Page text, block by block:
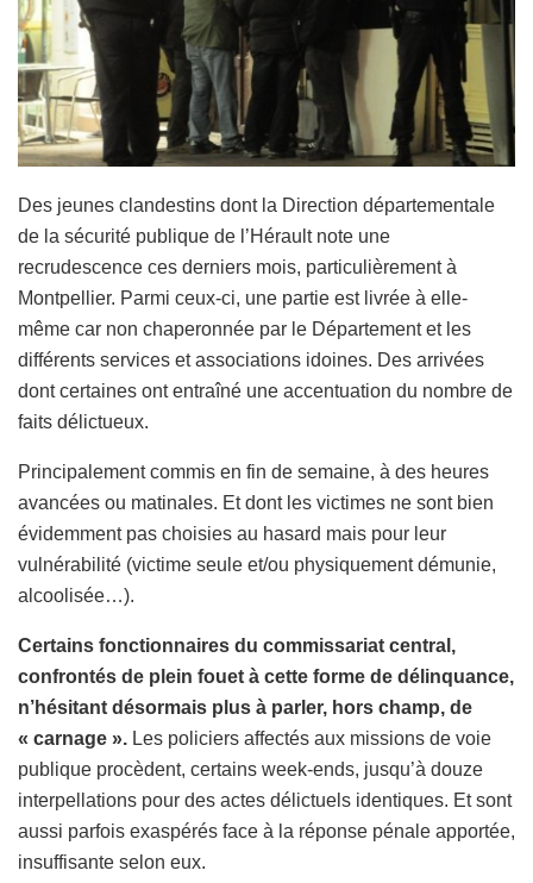
Des jeunes clandestins dont la Direction départementale
de la sécurité publique de l’Hérault note une
recrudescence ces derniers mois, particulièrement à
Montpellier. Parmi ceux-ci, une partie est livrée à elle-
même car non chaperonnée par le Département et les
différents services et associations idoines. Des arrivées
dont certaines ont entraîné une accentuation du nombre de
faits délictueux.
Principalement commis en fin de semaine, à des heures
avancées ou matinales. Et dont les victimes ne sont bien
évidemment pas choisies au hasard mais pour leur
vulnérabilité (victime seule et/ou physiquement démunie,
alcoolisée…).
Certains fonctionnaires du commissariat central,
confrontés de plein fouet à cette forme de délinquance,
n’hésitant désormais plus à parler, hors champ, de
« carnage ». Les policiers affectés aux missions de voie
publique procèdent, certains week-ends, jusqu’à douze
interpellations pour des actes délictuels identiques. Et sont
aussi parfois exaspérés face à la réponse pénale apportée,
insuffisante selon eux.